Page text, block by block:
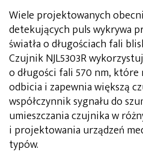
Wiele projektowanych
detekujących puls wykrywa
światła o długościach fali
Czujnik NJL5303R
o długości fali 570 nm, które
odbicia i zapewnia większą
współczynnik sygnału do
umieszczania czujnika w
i projektowania urządzeń
typów.